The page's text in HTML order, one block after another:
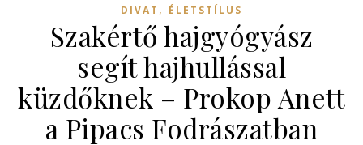
DIVAT , ÉLETSTÍLUS
Szakértő hajgyógyász
segít hajhullással
küzdőknek – Prokop Anett
a Pipacs Fodrászatban